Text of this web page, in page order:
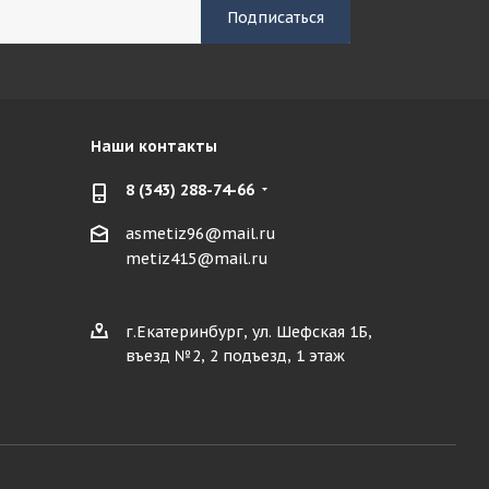
Наши контакты
8 (343) 288-74-66
asmetiz96@mail.ru
metiz415@mail.ru
г.Екатеринбург, ул. Шефская 1Б,
въезд №2, 2 подъезд, 1 этаж